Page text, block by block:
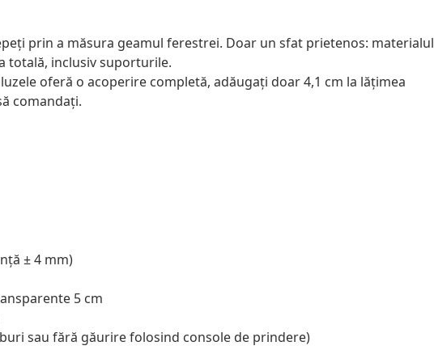
prin a măsura geamul ferestrei. Doar un sfat prietenos: materialul
totală, inclusiv suporturile.
oferă o acoperire completă, adăugați doar 4,1 cm la lățimea
comandați.
± 4 mm)
5 cm
sau fără găurire folosind console de prindere)